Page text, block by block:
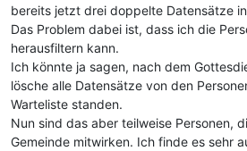
bereits jetzt drei doppelte Datensätze
Das Problem dabei ist, dass ich die
herausfiltern kann.
Ich könnte ja sagen, nach dem
lösche alle Datensätze von den
Warteliste standen.
Nun sind das aber teilweise Personen,
Gemeinde mitwirken. Ich finde es sehr